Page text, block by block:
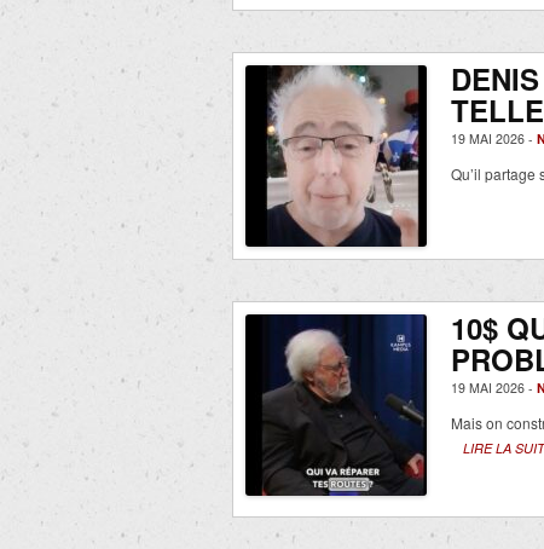
19 MAI 2026 -
Qu’il partage
10$
19 MAI 2026 -
Mais on
LIRE LA